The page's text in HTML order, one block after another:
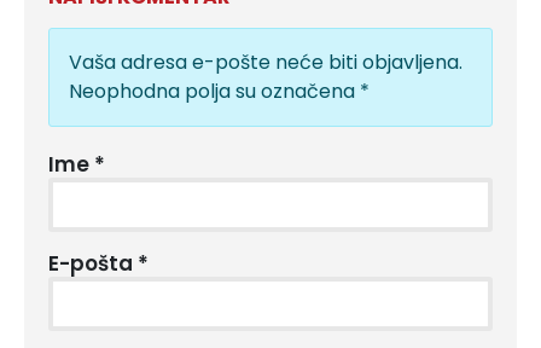
Vaša adresa e-pošte neće biti objavljena.
Neophodna polja su označena *
Ime *
E-pošta *